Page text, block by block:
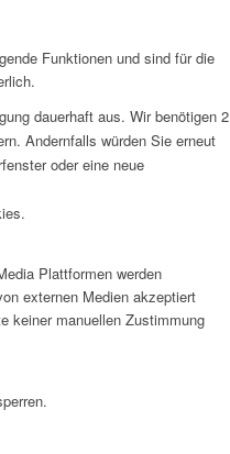
Funktionen und sind für die
dauerhaft aus. Wir benötigen 2
Andernfalls würden Sie erneut
oder eine neue
Plattformen werden
externen Medien akzeptiert
keiner manuellen Zustimmung